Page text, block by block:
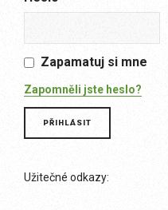
Zapamatuj si mne
Zapomněli jste heslo?
Užitečné odkazy: